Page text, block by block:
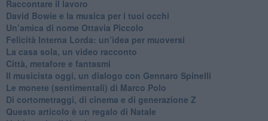
​Raccontare il lavoro
David Bowie e la musica per i tuoi occhi
Un’amica di nome Ottavia Piccolo
​Felicità Interna Lorda: un’idea per muoversi
​La casa sola, un video racconto
​Città, metafore e fantasmi
Il musicista oggi, un dialogo con Gennaro Spinelli
Le monete (sentimentali) di Marco Polo
​Di cortometraggi, di cinema e di generazione Z
​Questo articolo è un regalo di Natale